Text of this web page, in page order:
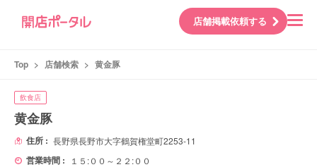
店舗掲載依頼する
Top > 店舗検索 > 黄金豚
飲食店
黄金豚
住所 : 長野県長野市大字鶴賀権堂町2253-11
営業時間 : １５:００～２２:００